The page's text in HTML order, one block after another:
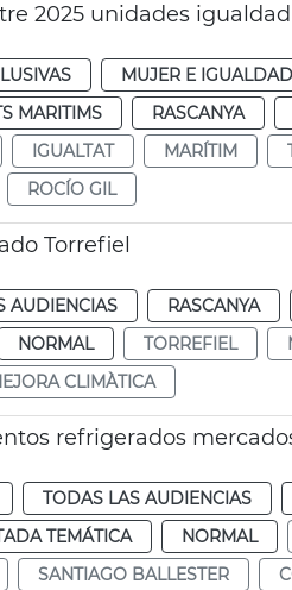
2025 unidades
MUJER E IGUALDAD
MARITIMS RASCANYA
IGUALTAT MARÍTIM
ROCÍO GIL
Torrefiel
AUDIENCIAS RASCANYA
NORMAL TORREFIEL
CLIMÀTICA
refrigerados
TODAS LAS AUDIENCIAS
TEMÁTICA NORMAL
SANTIAGO BALLESTER